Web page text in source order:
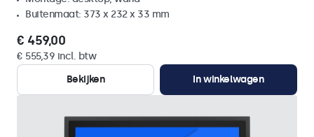
Buitenmaat: 373 x 232 x 33 mm
€ 459,00
€ 555,39 incl. btw
Bekijken
In winkelwagen